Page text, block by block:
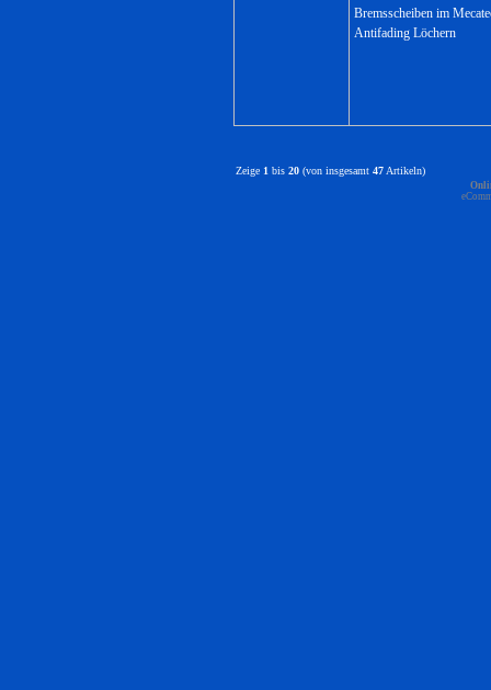
Bremsscheiben im
Antifading Löchern
Zeige 1 bis 20 (von insgesamt 47 Artikeln)